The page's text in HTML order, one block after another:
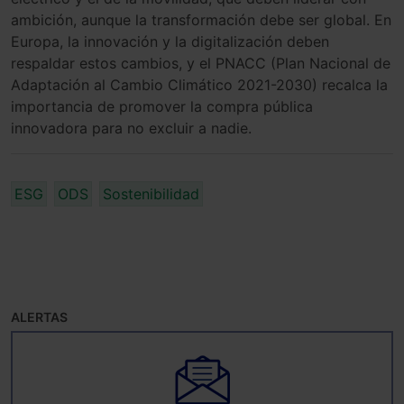
ambición, aunque la transformación debe ser global. En
Europa, la innovación y la digitalización deben
respaldar estos cambios, y el PNACC (Plan Nacional de
Adaptación al Cambio Climático 2021-2030) recalca la
importancia de promover la compra pública
innovadora para no excluir a nadie.
ESG ODS Sostenibilidad
ALERTAS